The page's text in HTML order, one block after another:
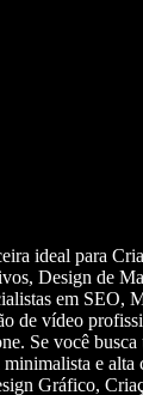
ideal para
Design de
em SEO,
de vídeo
Se você busca
e alta
Gráfico,